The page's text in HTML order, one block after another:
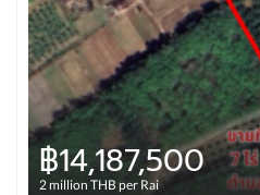
฿14,187,500
2 million THB per Rai